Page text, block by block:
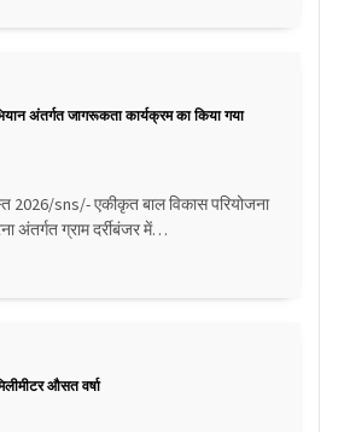
अंतर्गत जागरूकता कार्यक्रम का किया गया
2026/sns/- एकीकृत बाल विकास परियोजना
अंतर्गत ग्राम दर्रीबंजर में…
औसत वर्षा